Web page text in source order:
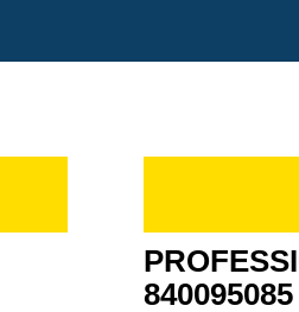
840095085